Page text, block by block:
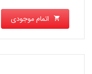
اتمام موجودی